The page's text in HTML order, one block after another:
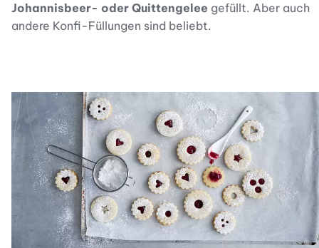
Johannisbeer- oder Quittengelee gefüllt. Aber auch
andere Konfi-Füllungen sind beliebt.